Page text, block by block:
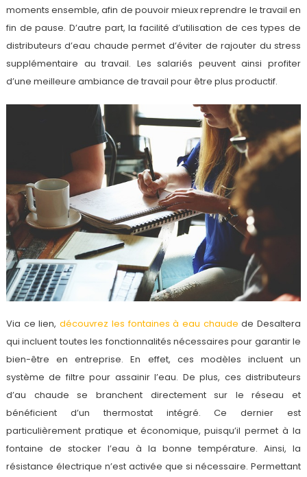
moments ensemble, afin de pouvoir mieux reprendre le travail en
fin de pause. D’autre part, la facilité d’utilisation de ces types de
distributeurs d’eau chaude permet d’éviter de rajouter du stress
supplémentaire au travail. Les salariés peuvent ainsi profiter
d’une meilleure ambiance de travail pour être plus productif.
Via ce lien,découvrez les fontaines à eau chaude de Desaltera
qui incluent toutes les fonctionnalités nécessaires pour garantir le
bien-être en entreprise. En effet, ces modèles incluent un
système de filtre pour assainir l’eau. De plus, ces distributeurs
d’au chaude se branchent directement sur le réseau et
bénéficient d’un thermostat intégré. Ce dernier est
particulièrement pratique et économique, puisqu’il permet à la
fontaine de stocker l’eau à la bonne température. Ainsi, la
résistance électrique n’est activée que si nécessaire. Permettant